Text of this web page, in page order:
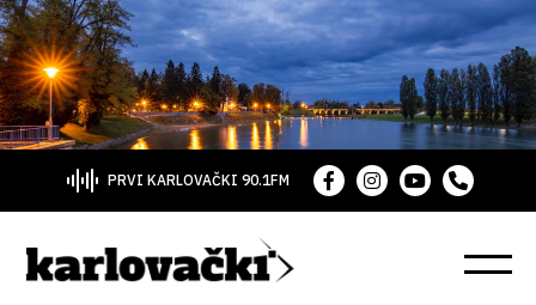
PRVI KARLOVAČKI 90.1FM